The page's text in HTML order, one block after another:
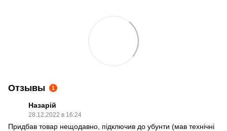
Отзывы 1
Назарій
28.12.2022 в 16:24
Придбав товар нещодавно, підключив до убунти (мав технічні